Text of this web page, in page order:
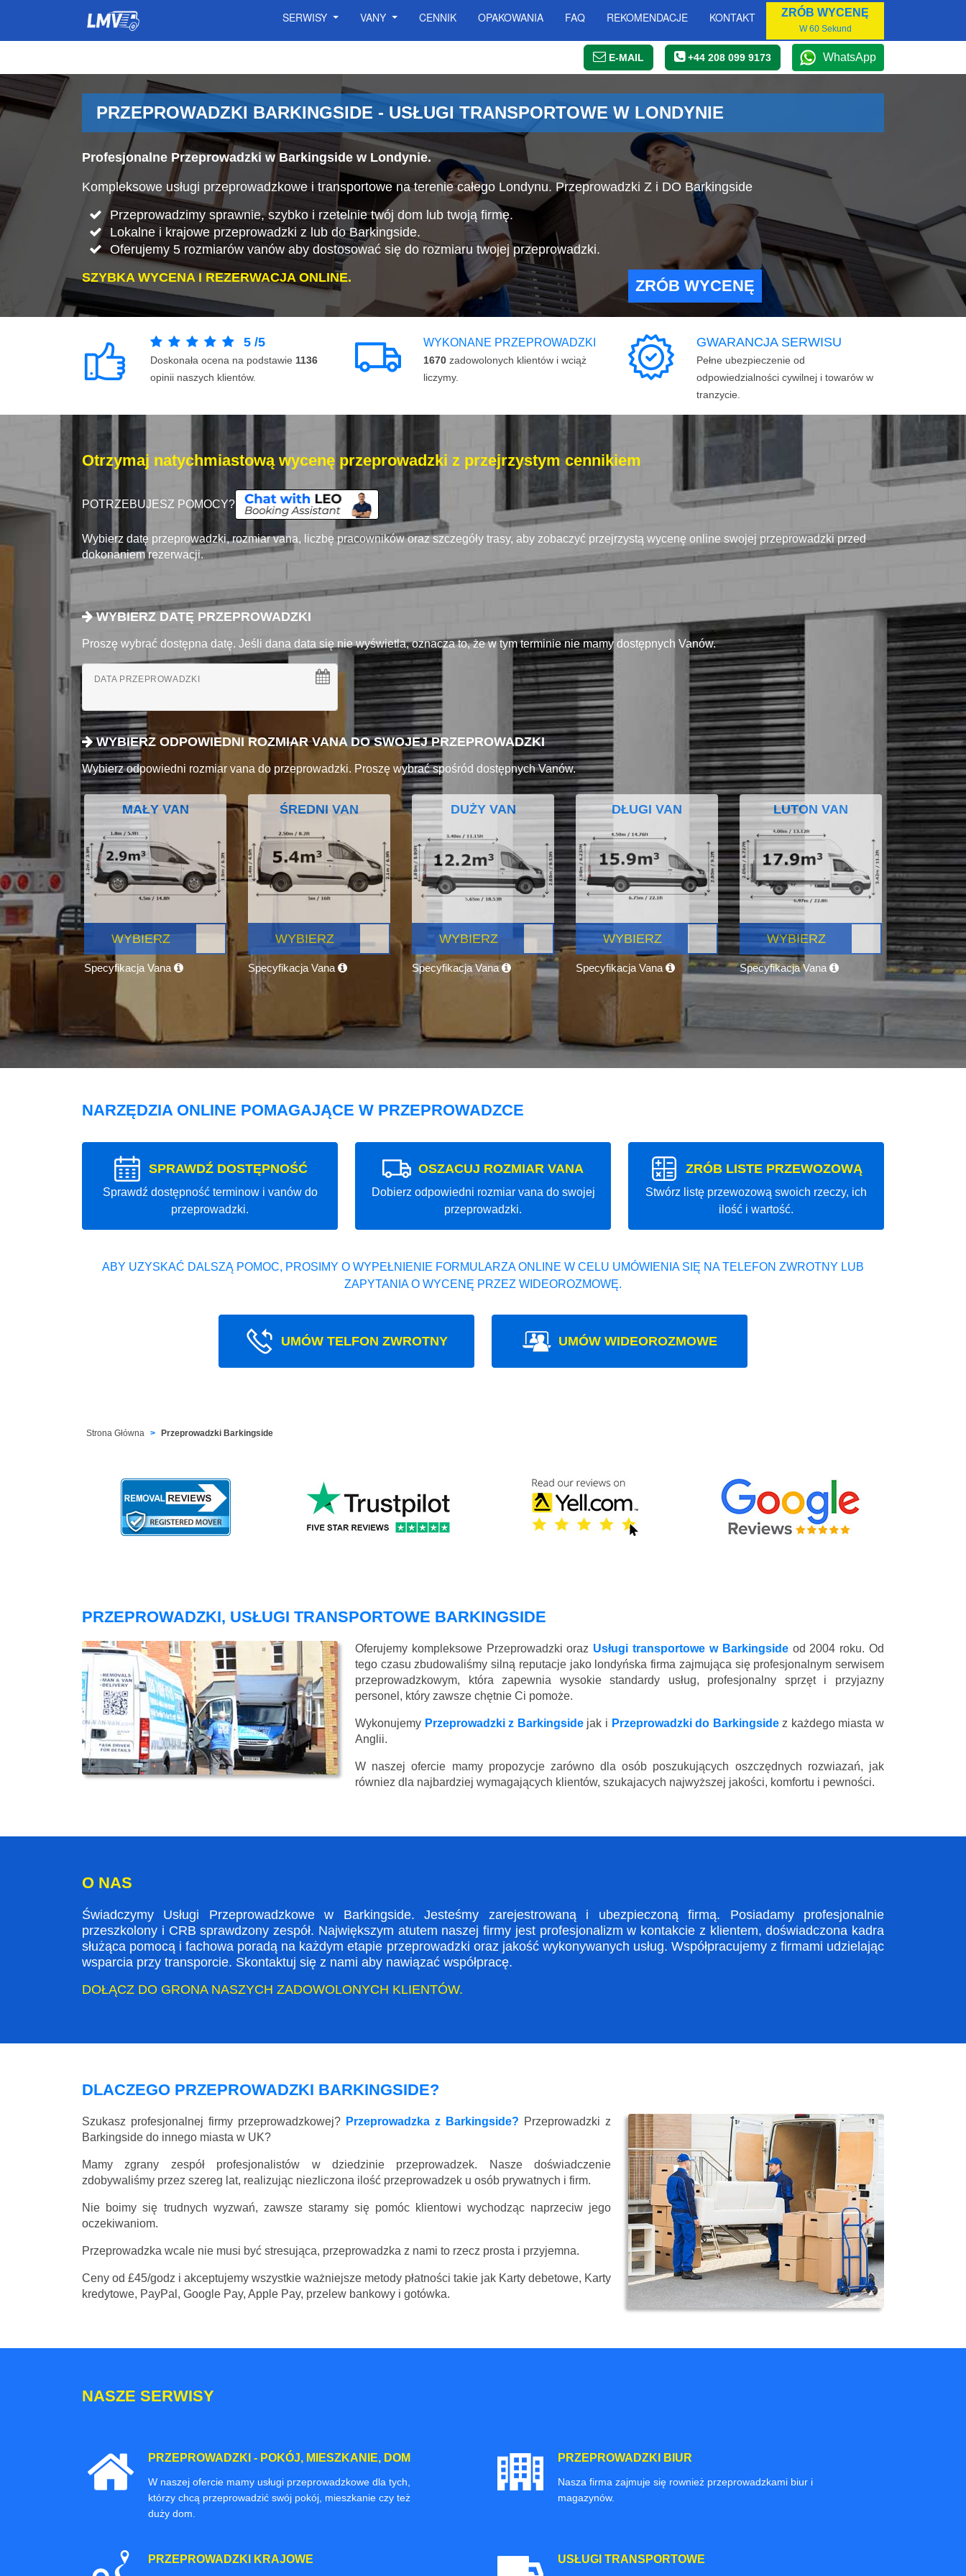
SERWISY VANY CENNIK OPAKOWANIA FAQ REKOMENDACJE KONTAKT ZRÓB WYCENĘ
W 60 Sekund
E-MAIL +44 208 099 9173 WhatsApp
PRZEPROWADZKI BARKINGSIDE - USŁUGI TRANSPORTOWE W LONDYNIE
Profesjonalne Przeprowadzki w Barkingside w Londynie.
Kompleksowe usługi przeprowadzkowe i transportowe na terenie całego Londynu. Przeprowadzki Z i DO Barkingside
Przeprowadzimy sprawnie, szybko i rzetelnie twój dom lub twoją firmę.
Lokalne i krajowe przeprowadzki z lub do Barkingside.
Oferujemy 5 rozmiarów vanów aby dostosować się do rozmiaru twojej przeprowadzki.
SZYBKA WYCENA I REZERWACJA ONLINE.
ZRÓB WYCENĘ
5 /5
Doskonała ocena na podstawie 1136
opinii naszych klientów.
WYKONANE PRZEPROWADZKI
1670 zadowolonych klientów i wciąż
liczymy.
GWARANCJA SERWISU
Pełne ubezpieczenie od
odpowiedzialności cywilnej i towarów w
tranzycie.
Otrzymaj natychmiastową wycenę przeprowadzki z przejrzystym cennikiem
POTRZEBUJESZ POMOCY?
Wybierz datę przeprowadzki, rozmiar vana, liczbę pracowników oraz szczegóły trasy, aby zobaczyć przejrzystą wycenę online swojej przeprowadzki przed
dokonaniem rezerwacji.
WYBIERZ DATĘ PRZEPROWADZKI
Proszę wybrać dostępna datę. Jeśli dana data się nie wyświetla, oznacza to, że w tym terminie nie mamy dostępnych Vanów.
DATA PRZEPROWADZKI
WYBIERZ ODPOWIEDNI ROZMIAR VANA DO SWOJEJ PRZEPROWADZKI
Wybierz odpowiedni rozmiar vana do przeprowadzki. Proszę wybrać spośród dostępnych Vanów.
MAŁY VAN
WYBIERZ
Specyfikacja Vana
ŚREDNI VAN
WYBIERZ
Specyfikacja Vana
DUŻY VAN
WYBIERZ
Specyfikacja Vana
DŁUGI VAN
WYBIERZ
Specyfikacja Vana
LUTON VAN
WYBIERZ
Specyfikacja Vana
NARZĘDZIA ONLINE POMAGAJĄCE W PRZEPROWADZCE
SPRAWDŹ DOSTĘPNOŚĆ
Sprawdź dostępność terminow i vanów do
przeprowadzki.
OSZACUJ ROZMIAR VANA
Dobierz odpowiedni rozmiar vana do swojej
przeprowadzki.
ZRÓB LISTE PRZEWOZOWĄ
Stwórz listę przewozową swoich rzeczy, ich
ilość i wartość.
ABY UZYSKAĆ DALSZĄ POMOC, PROSIMY O WYPEŁNIENIE FORMULARZA ONLINE W CELU UMÓWIENIA SIĘ NA TELEFON ZWROTNY LUB
ZAPYTANIA O WYCENĘ PRZEZ WIDEOROZMOWĘ.
UMÓW TELFON ZWROTNY UMÓW WIDEOROZMOWE
Strona Główna Przeprowadzki Barkingside
PRZEPROWADZKI, USŁUGI TRANSPORTOWE BARKINGSIDE
Oferujemy kompleksowe Przeprowadzki oraz Usługi transportowe w Barkingsideod 2004 roku. Od
tego czasu zbudowaliśmy silną reputacje jako londyńska firma zajmująca się profesjonalnym serwisem
przeprowadzkowym, która zapewnia wysokie standardy usług, profesjonalny sprzęt i przyjazny
personel, który zawsze chętnie Ci pomoże.
Wykonujemy Przeprowadzki z Barkingsidejak i Przeprowadzki do Barkingsidez każdego miasta w
Anglii.
W naszej ofercie mamy propozycje zarówno dla osób poszukujących oszczędnych rozwiazań, jak
równiez dla najbardziej wymagających klientów, szukajacych najwyższej jakości, komfortu i pewności.
O NAS
Świadczymy Usługi Przeprowadzkowe w Barkingside. Jesteśmy zarejestrowaną i ubezpieczoną firmą. Posiadamy profesjonalnie
przeszkolony i CRB sprawdzony zespół. Największym atutem naszej firmy jest profesjonalizm w kontakcie z klientem, doświadczona kadra
służąca pomocą i fachowa poradą na każdym etapie przeprowadzki oraz jakość wykonywanych usług. Współpracujemy z firmami udzielając
wsparcia przy transporcie. Skontaktuj się z nami aby nawiązać współpracę.
DOŁĄCZ DO GRONA NASZYCH ZADOWOLONYCH KLIENTÓW.
DLACZEGO PRZEPROWADZKI BARKINGSIDE?
Szukasz profesjonalnej firmy przeprowadzkowej? Przeprowadzka z Barkingside? Przeprowadzki z
Barkingside do innego miasta w UK?
Mamy zgrany zespół profesjonalistów w dziedzinie przeprowadzek. Nasze doświadczenie
zdobywaliśmy przez szereg lat, realizując niezliczona ilość przeprowadzek u osób prywatnych i firm.
Nie boimy się trudnych wyzwań, zawsze staramy się pomóc klientowi wychodząc naprzeciw jego
oczekiwaniom.
Przeprowadzka wcale nie musi być stresująca, przeprowadzka z nami to rzecz prosta i przyjemna.
Ceny od £45/godz i akceptujemy wszystkie ważniejsze metody płatności takie jak Karty debetowe, Karty
kredytowe, PayPal, Google Pay, Apple Pay, przelew bankowy i gotówka.
NASZE SERWISY
PRZEPROWADZKI - POKÓJ, MIESZKANIE, DOM
W naszej ofercie mamy usługi przeprowadzkowe dla tych,
którzy chcą przeprowadzić swój pokój, mieszkanie czy też
duży dom.
PRZEPROWADZKI BIUR
Nasza firma zajmuje się rownież przeprowadzkami biur i
magazynów.
PRZEPROWADZKI KRAJOWE USŁUGI TRANSPORTOWE